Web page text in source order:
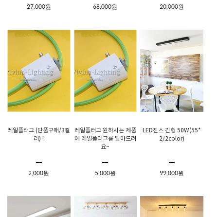
27,000원 68,000원 20,000원
레일플러그 (단품구매/3컬
러) !
2,000원
레일플러그 원하시는 제품
에 레일플러그를 달아드려
요~
5,000원
LED진스 긴형 50W(55*
2/2color)
99,000원